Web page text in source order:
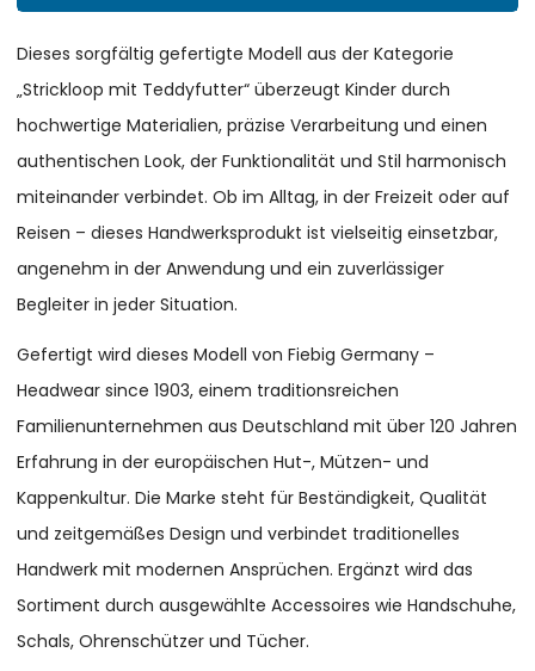
Dieses sorgfältig gefertigte Modell aus der Kategorie
„Strickloop mit Teddyfutter“ überzeugt Kinder durch
hochwertige Materialien, präzise Verarbeitung und einen
authentischen Look, der Funktionalität und Stil harmonisch
miteinander verbindet. Ob im Alltag, in der Freizeit oder auf
Reisen – dieses Handwerksprodukt ist vielseitig einsetzbar,
angenehm in der Anwendung und ein zuverlässiger
Begleiter in jeder Situation.
Gefertigt wird dieses Modell von Fiebig Germany –
Headwear since 1903, einem traditionsreichen
Familienunternehmen aus Deutschland mit über 120 Jahren
Erfahrung in der europäischen Hut-, Mützen- und
Kappenkultur. Die Marke steht für Beständigkeit, Qualität
und zeitgemäßes Design und verbindet traditionelles
Handwerk mit modernen Ansprüchen. Ergänzt wird das
Sortiment durch ausgewählte Accessoires wie Handschuhe,
Schals, Ohrenschützer und Tücher.